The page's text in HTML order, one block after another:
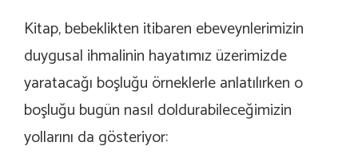
Kitap, bebeklikten itibaren ebeveynlerimizin
duygusal ihmalinin hayatımız üzerimizde
yaratacağı boşluğu örneklerle anlatılırken o
boşluğu bugün nasıl doldurabileceğimizin
yollarını da gösteriyor: